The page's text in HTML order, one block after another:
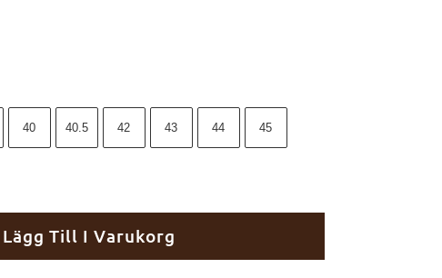
40 40.5 42 43 44 45
Lägg Till I Varukorg